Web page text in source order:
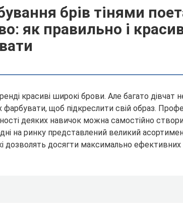
брів тінями
як правильно і
красиві широкі брови. Але багато дівчат
фарбувати, щоб підкреслити свій образ.
деяких навичок можна самостійно
на ринку представлений великий
дозволять досягти максимально ефективних